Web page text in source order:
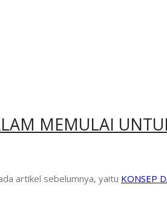
MEMULAI
artikel sebelumnya, yaitu KONSEP